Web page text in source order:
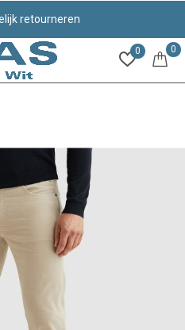
0 0
retourneren